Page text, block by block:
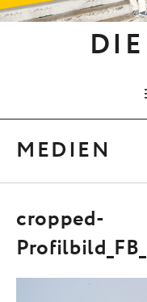
MEDIEN
cropped-